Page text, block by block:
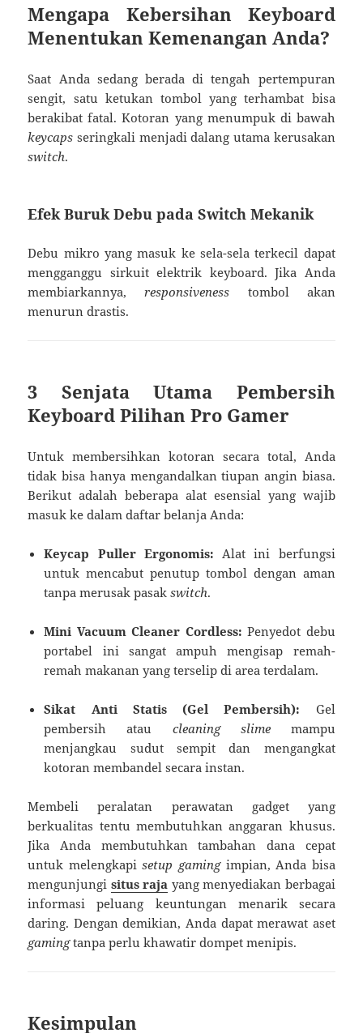
Mengapa Kebersihan Keyboard
Menentukan Kemenangan Anda?
Saat Anda sedang berada di tengah pertempuran
sengit, satu ketukan tombol yang terhambat bisa
berakibat fatal. Kotoran yang menumpuk di bawah
keycaps seringkali menjadi dalang utama kerusakan
switch.
Efek Buruk Debu pada Switch Mekanik
Debu mikro yang masuk ke sela-sela terkecil dapat
mengganggu sirkuit elektrik keyboard. Jika Anda
membiarkannya,responsiveness tombol akan
menurun drastis.
3 Senjata Utama Pembersih
Keyboard Pilihan Pro Gamer
Untuk membersihkan kotoran secara total, Anda
tidak bisa hanya mengandalkan tiupan angin biasa.
Berikut adalah beberapa alat esensial yang wajib
masuk ke dalam daftar belanja Anda:
Keycap Puller Ergonomis: Alat ini berfungsi
untuk mencabut penutup tombol dengan aman
tanpa merusak pasakswitch.
Mini Vacuum Cleaner Cordless: Penyedot debu
portabel ini sangat ampuh mengisap remah-
remah makanan yang terselip di area terdalam.
Sikat Anti Statis (Gel Pembersih): Gel
pembersih atau cleaning slimemampu
menjangkau sudut sempit dan mengangkat
kotoran membandel secara instan.
Membeli peralatan perawatan gadget yang
berkualitas tentu membutuhkan anggaran khusus.
Jika Anda membutuhkan tambahan dana cepat
untuk melengkapisetup gamingimpian, Anda bisa
mengunjungi situs raja yang menyediakan berbagai
informasi peluang keuntungan menarik secara
daring. Dengan demikian, Anda dapat merawat aset
gamingtanpa perlu khawatir dompet menipis.
Kesimpulan